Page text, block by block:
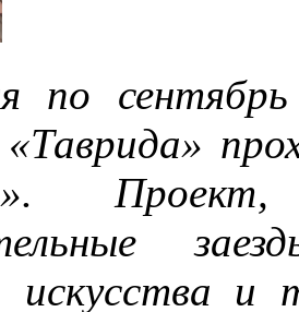
искусства и